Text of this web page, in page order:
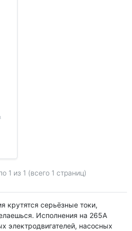
1 из 1 (всего 1 страниц)
крутятся серьёзные токи,
Исполнения на 265А
электродвигателей, насосных